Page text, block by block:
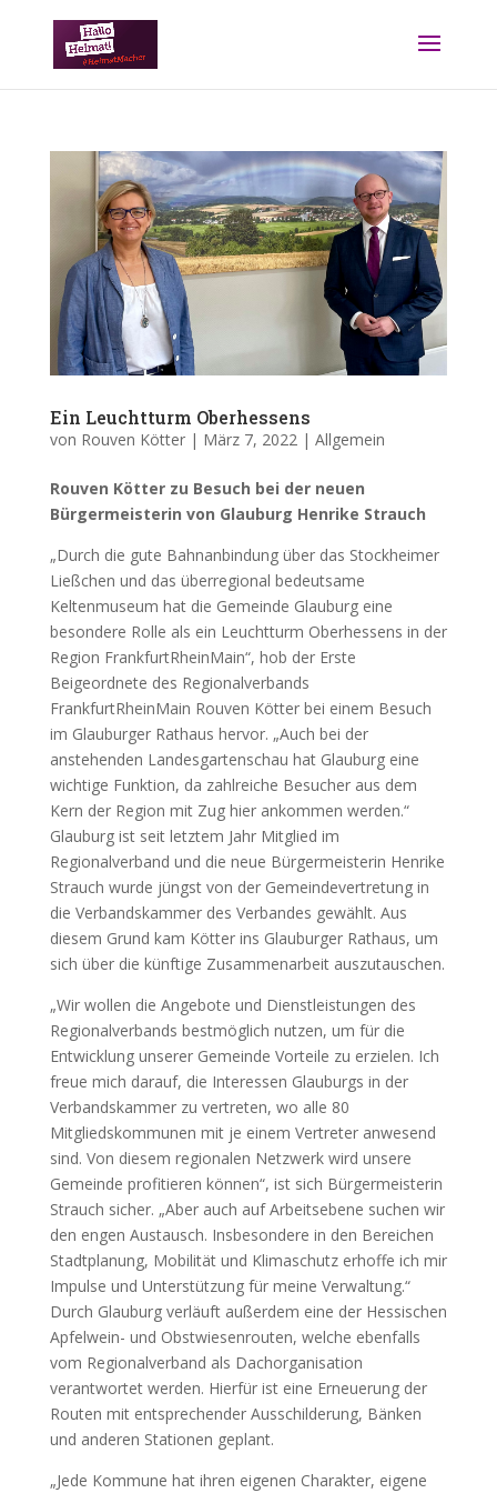
Ein Leuchtturm Oberhessens
von Rouven Kötter| März 7, 2022 | Allgemein
Rouven Kötter zu Besuch bei der neuen
Bürgermeisterin von Glauburg Henrike Strauch
„Durch die gute Bahnanbindung über das Stockheimer
Ließchen und das überregional bedeutsame
Keltenmuseum hat die Gemeinde Glauburg eine
besondere Rolle als ein Leuchtturm Oberhessens in der
Region FrankfurtRheinMain“, hob der Erste
Beigeordnete des Regionalverbands
FrankfurtRheinMain Rouven Kötter bei einem Besuch
im Glauburger Rathaus hervor. „Auch bei der
anstehenden Landesgartenschau hat Glauburg eine
wichtige Funktion, da zahlreiche Besucher aus dem
Kern der Region mit Zug hier ankommen werden.“
Glauburg ist seit letztem Jahr Mitglied im
Regionalverband und die neue Bürgermeisterin Henrike
Strauch wurde jüngst von der Gemeindevertretung in
die Verbandskammer des Verbandes gewählt. Aus
diesem Grund kam Kötter ins Glauburger Rathaus, um
sich über die künftige Zusammenarbeit auszutauschen.
„Wir wollen die Angebote und Dienstleistungen des
Regionalverbands bestmöglich nutzen, um für die
Entwicklung unserer Gemeinde Vorteile zu erzielen. Ich
freue mich darauf, die Interessen Glauburgs in der
Verbandskammer zu vertreten, wo alle 80
Mitgliedskommunen mit je einem Vertreter anwesend
sind. Von diesem regionalen Netzwerk wird unsere
Gemeinde profitieren können“, ist sich Bürgermeisterin
Strauch sicher. „Aber auch auf Arbeitsebene suchen wir
den engen Austausch. Insbesondere in den Bereichen
Stadtplanung, Mobilität und Klimaschutz erhoffe ich mir
Impulse und Unterstützung für meine Verwaltung.“
Durch Glauburg verläuft außerdem eine der Hessischen
Apfelwein- und Obstwiesenrouten, welche ebenfalls
vom Regionalverband als Dachorganisation
verantwortet werden. Hierfür ist eine Erneuerung der
Routen mit entsprechender Ausschilderung, Bänken
und anderen Stationen geplant.
„Jede Kommune hat ihren eigenen Charakter, eigene